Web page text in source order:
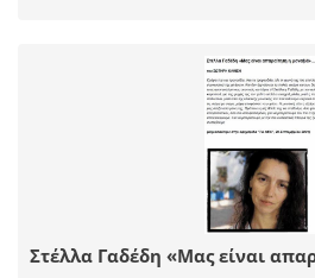
Στέλλα Γαδέδη «Μας είναι